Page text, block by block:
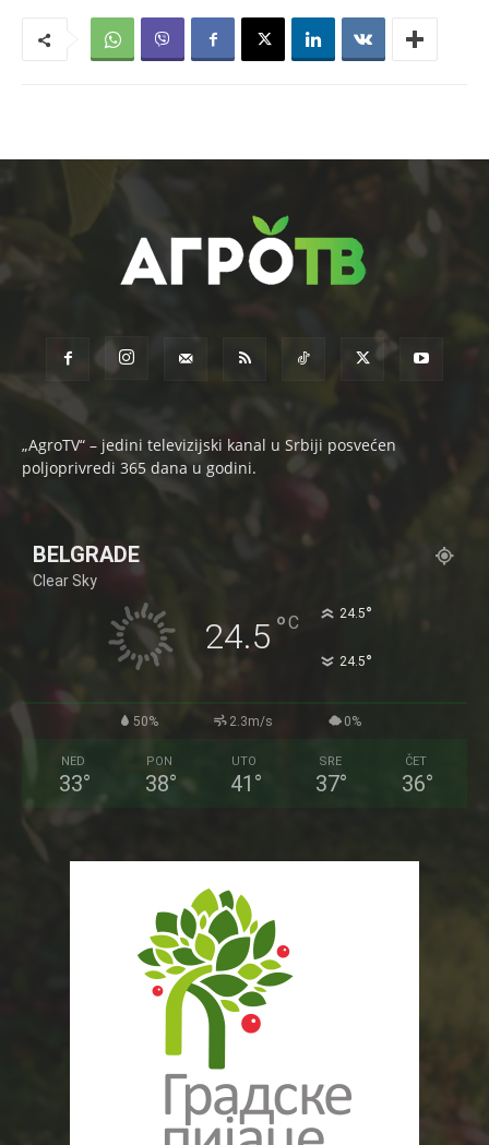
„AgroTV“ – jedini televizijski kanal u Srbiji posvećen
poljoprivredi 365 dana u godini.
BELGRADE
Clear Sky
24.5 °C 24.5°
24.5°
50% 2.3m/s 0%
NED
33°
PON
38°
UTO
41 °
SRE
37°
ČET
36°